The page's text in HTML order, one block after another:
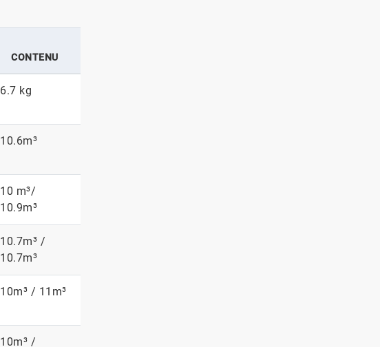
CONTENU
6.7 kg
10.6m³
10 m³/
10.9m³
10.7m³ /
10.7m³
10m³ / 11m³
10m³ /